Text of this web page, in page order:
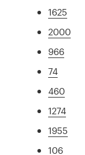
1625
2000
966
74
460
1274
1955
106